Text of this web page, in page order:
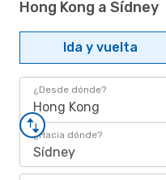
Hong Kong a Sídney
Ida y vuelta
¿Desde dónde?
Hong Kong
¿Hacia dónde?
Sídney